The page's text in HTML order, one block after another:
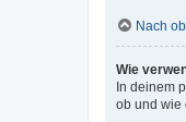
Nach
Wie
In deinem
ob und wie